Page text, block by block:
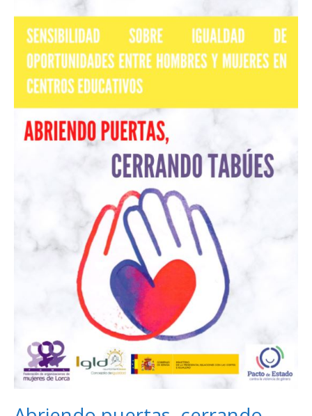
puertas,
cerrando
tabúes